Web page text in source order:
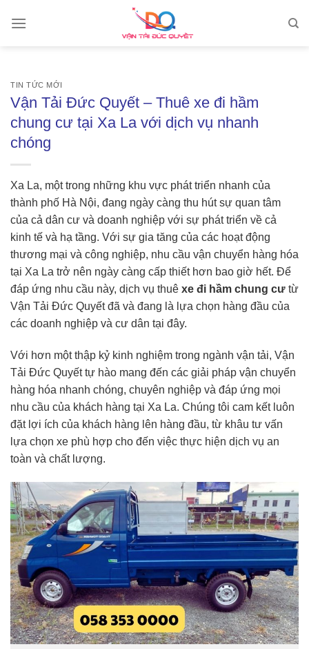
TIN TỨC MỚI
Vận Tải Đức Quyết – Thuê xe đi hầm
chung cư tại Xa La với dịch vụ nhanh
chóng
Xa La, một trong những khu vực phát triển nhanh của
thành phố Hà Nội, đang ngày càng thu hút sự quan tâm
của cả dân cư và doanh nghiệp với sự phát triển về cả
kinh tế và hạ tầng. Với sự gia tăng của các hoạt động
thương mại và công nghiệp, nhu cầu vận chuyển hàng hóa
tại Xa La trở nên ngày càng cấp thiết hơn bao giờ hết. Để
đáp ứng nhu cầu này, dịch vụ thuê xe đi hầm chung cư từ
Vận Tải Đức Quyết đã và đang là lựa chọn hàng đầu của
các doanh nghiệp và cư dân tại đây.
Với hơn một thập kỷ kinh nghiệm trong ngành vận tải, Vận
Tải Đức Quyết tự hào mang đến các giải pháp vận chuyển
hàng hóa nhanh chóng, chuyên nghiệp và đáp ứng mọi
nhu cầu của khách hàng tại Xa La. Chúng tôi cam kết luôn
đặt lợi ích của khách hàng lên hàng đầu, từ khâu tư vấn
lựa chọn xe phù hợp cho đến việc thực hiện dịch vụ an
toàn và chất lượng.